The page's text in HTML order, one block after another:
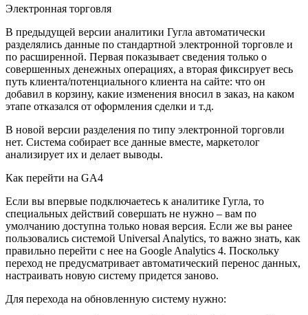
Электронная торговля
В предыдущей версии аналитики Гугла автоматически
разделялись данные по стандартной электронной торговле и
по расширенной. Первая показывает сведения только о
совершенных денежных операциях, а вторая фиксирует весь
путь клиента/потенциального клиента на сайте: что он
добавил в корзину, какие изменения вносил в заказ, на каком
этапе отказался от оформления сделки и т.д.
В новой версии разделения по типу электронной торговли
нет. Система собирает все данные вместе, маркетолог
анализирует их и делает выводы.
Как перейти на GA4
Если вы впервые подключаетесь к аналитике Гугла, то
специальных действий совершать не нужно – вам по
умолчанию доступна только новая версия. Если же вы ранее
пользовались системой Universal Analytics, то важно знать, как
правильно перейти с нее на Google Analytics 4. Поскольку
переход не предусматривает автоматический перенос данных,
настраивать новую систему придется заново.
Для перехода на обновленную систему нужно: